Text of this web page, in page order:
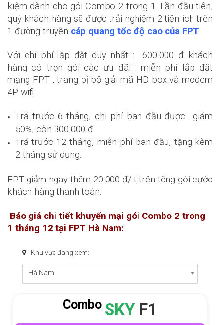
kiệm dành cho gói Combo 2 trong 1. Lần đầu tiên,
quý khách hàng sẽ được trải nghiệm 2 tiện ích trên
1 đường truyền cáp quang tốc độ cao của FPT.
Với chi phí lắp đặt duy nhất : 600.000 đ khách
hàng có trọn gói các ưu đãi : miễn phí lắp đặt
mạng FPT , trang bị bộ giải mã HD box và modem
4P wifi.
Trả trước 6 tháng, chi phí ban đầu được giảm
50%, còn 300.000 đ
Trả trước 12 tháng, miễn phí ban đầu, tặng kèm
2 tháng sử dụng.
FPT giảm ngay thêm 20.000 đ/ t trên tổng gói cước
khách hàng thanh toán.
Báo giá chi tiết khuyến mại gói Combo 2 trong
1 tháng 12 tại FPT Hà Nam:
Khu vực đang xem:
Hà Nam
Combo SKY F1